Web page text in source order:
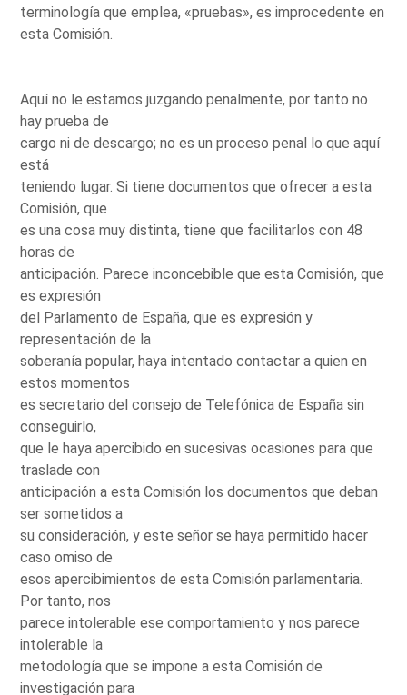
terminología que emplea, «pruebas», es improcedente en
esta Comisión.
Aquí no le estamos juzgando penalmente, por tanto no
hay prueba de
cargo ni de descargo; no es un proceso penal lo que aquí
está
teniendo lugar. Si tiene documentos que ofrecer a esta
Comisión, que
es una cosa muy distinta, tiene que facilitarlos con 48
horas de
anticipación. Parece inconcebible que esta Comisión, que
es expresión
del Parlamento de España, que es expresión y
representación de la
soberanía popular, haya intentado contactar a quien en
estos momentos
es secretario del consejo de Telefónica de España sin
conseguirlo,
que le haya apercibido en sucesivas ocasiones para que
traslade con
anticipación a esta Comisión los documentos que deban
ser sometidos a
su consideración, y este señor se haya permitido hacer
caso omiso de
esos apercibimientos de esta Comisión parlamentaria.
Por tanto, nos
parece intolerable ese comportamiento y nos parece
intolerable la
metodología que se impone a esta Comisión de
investigación para